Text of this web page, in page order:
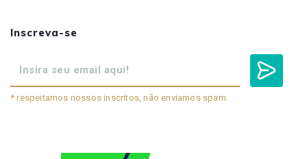
Inscreva-se
* respeitamos nossos inscritos, não enviamos spam.